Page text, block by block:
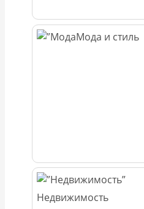
Мода и стиль
Недвижимость